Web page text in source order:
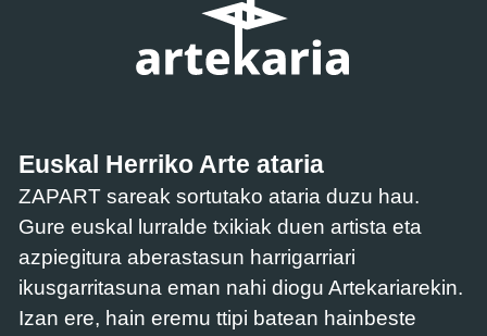
Euskal Herriko Arte ataria
ZAPART sareak sortutako ataria duzu hau.
Gure euskal lurralde txikiak duen artista eta
azpiegitura aberastasun harrigarriari
ikusgarritasuna eman nahi diogu Artekariarekin.
Izan ere, hain eremu ttipi batean hainbeste